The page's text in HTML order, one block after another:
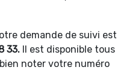
demande de suivi est
33. Il est disponible tous
noter votre numéro